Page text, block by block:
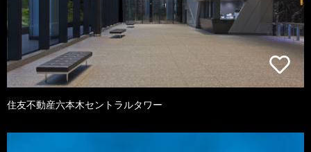
住友不動産六本木セントラルタワー